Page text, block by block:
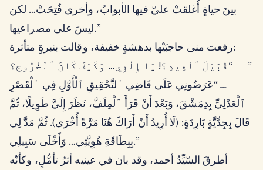
بينَ حياةٍ أُغلقتْ عليّ فيها الأبوابُ، وأخرى فُتِحَتْ… لكن
ليسَ على مصراعيها.”
رفعت منى حاجبَيْها بدهشةٍ خفيفة، وقالت بنبرةٍ متأثرة:
ــ “قُبَيْلَ ٱلْعِيدِ؟! يَا إِلٰهِي… وَكَيْفَ كَانَ ٱلْخُرُوج؟”
ــ “عَرَضُونِي عَلَى قَاضِي ٱلتَّحْقِيقِ ٱلْأَوَّلِ فِي ٱلْقَصْرِ
ٱلْعَدْلِيِّ بِدِمَشْقَ، وَبَعْدَ أَنْ قَرَأَ ٱلْمِلَفَّ، نَظَرَ إِلَيَّ طَوِيلًا، ثُمَّ
قَالَ بِجِدِّيَّةٍ بَارِدَةٍ: (لَا أُرِيدُ أَنْ أَرَاكَ هُنَا مَرَّةً أُخْرَى). ثُمَّ مَدَّ لِي
بِبِطَاقَةِ هُوِيَّتِي… وَأَخْلَى سَبِيلِي.”
أطرقَ السّيِّدُ أحمد، وقد بان في عينيه أثرُ تأمُّلٍ، وكأنّه